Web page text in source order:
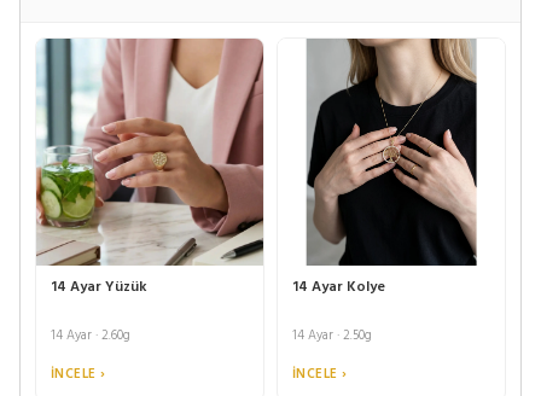
14 Ayar Yüzük
14 Ayar · 2.60g
İNCELE ›
14 Ayar Kolye
14 Ayar · 2.50g
İNCELE ›